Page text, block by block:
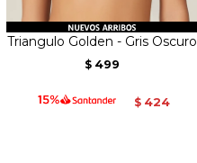
Triangulo Golden - Gris Oscuro
$ 499
$ 424